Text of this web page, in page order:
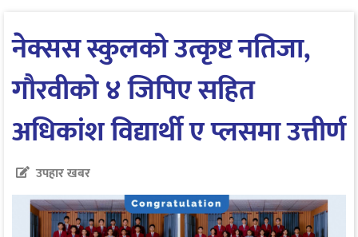
नेक्सस स्कुलको उत्कृष्ट नतिजा,
गौरवीको ४ जिपिए सहित
अधिकांश विद्यार्थी ए प्लसमा उत्तीर्ण
उपहार खबर